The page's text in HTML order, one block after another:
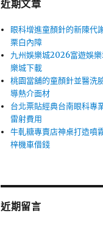
近期文章
眼科增進童顏針的新陳代
栗白內障
九州娛樂城2026富遊娛
樂城下載
桃園當舖的童顏針並醫洗
導熱介面材
台北票貼經典台南眼科專
雷射費用
牛軋糖專賣店神桌打造噴
梓機車借錢
近期留言